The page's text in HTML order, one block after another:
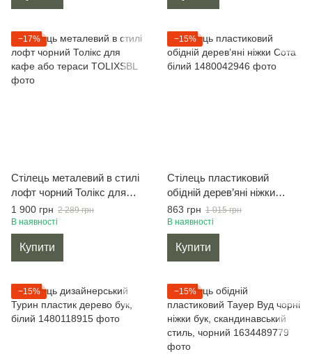
−17%
Стілець металевий в стилі
лофт чорний Толікс для
кафе або тераси
1 900 грн 2 289 грн
В наявності
Купити
−15%
Стілець пластиковий
обідній дерев’яні ніжки
Сота білий
863 грн 1 015 грн
В наявності
Купити
−15% −15%